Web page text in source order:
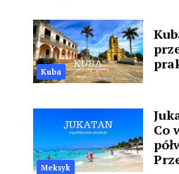
Kuba
Meksyk
Co